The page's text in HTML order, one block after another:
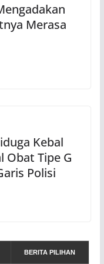
Merasa
Kebal
Obat Tipe G
Polisi
BERITA PILIHAN